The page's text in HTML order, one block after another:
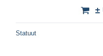
±
Statuut